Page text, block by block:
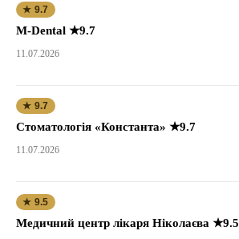
★ 9.7
M-Dental ★9.7
11.07.2026
★ 9.7
Стоматологія «Константа» ★9.7
11.07.2026
★ 9.5
Медичний центр лікаря Ніколаєва ★9.5